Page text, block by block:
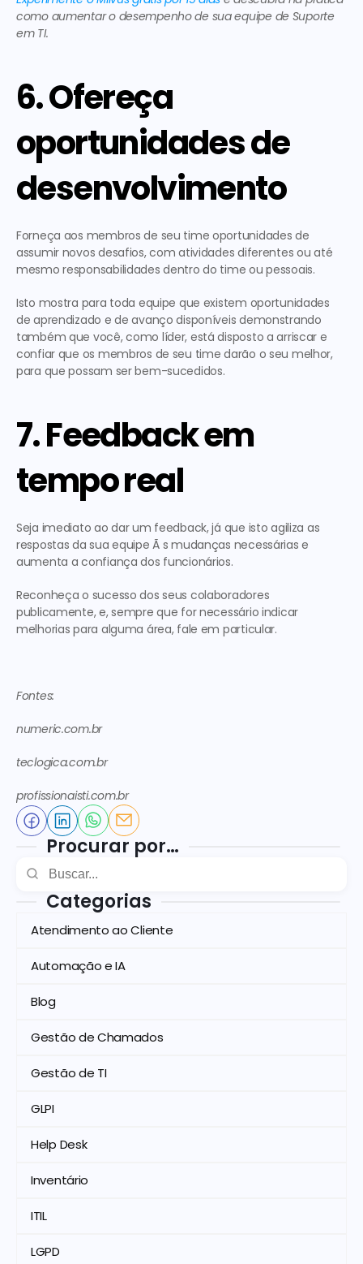
como aumentar o desempenho de sua equipe de Suporte
em TI.
6. Ofereça
oportunidades de
desenvolvimento
Forneça aos membros de seu time oportunidades de
assumir novos desafios, com atividades diferentes ou até
mesmo responsabilidades dentro do time ou pessoais.
Isto mostra para toda equipe que existem oportunidades
de aprendizado e de avanço disponíveis demonstrando
também que você, como líder, está disposto a arriscar e
confiar que os membros de seu time darão o seu melhor,
para que possam ser bem-sucedidos.
7. Feedback em
tempo real
Seja imediato ao dar um feedback, já que isto agiliza as
respostas da sua equipe Ã s mudanças necessárias e
aumenta a confiança dos funcionários.
Reconheça o sucesso dos seus colaboradores
publicamente, e, sempre que for necessário indicar
melhorias para alguma área, fale em particular.
Fontes:
numeric.com.br
teclogica.com.br
profissionaisti.com.br
Procurar por…
Categorias
Atendimento ao Cliente
Automação e IA
Blog
Gestão de Chamados
Gestão de TI
GLPI
Help Desk
Inventário
ITIL
LGPD